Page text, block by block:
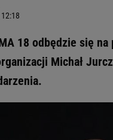
18 odbędzie się
Michał